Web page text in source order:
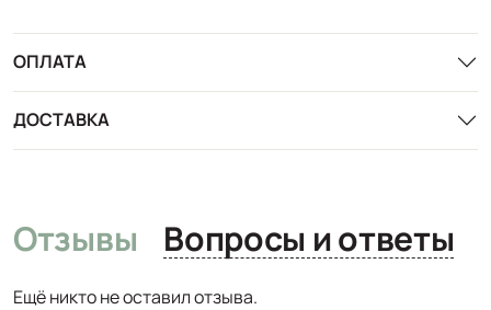
ОПЛАТА
ДОСТАВКА
Отзывы Вопросы и ответы
Ещё никто не оставил отзыва.